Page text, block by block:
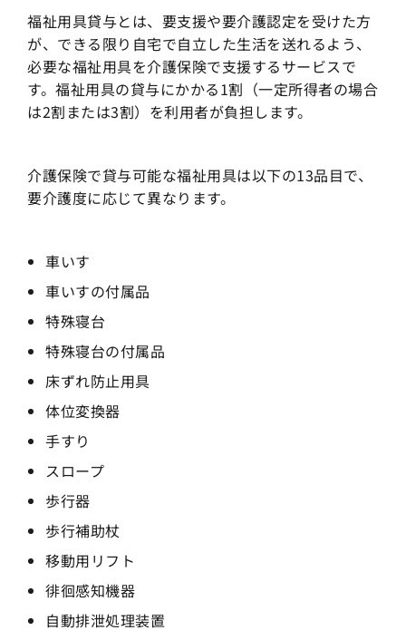
福祉用具貸与とは、要支援や要介護認定を受けた方
が、できる限り自宅で自立した生活を送れるよう、
必要な福祉用具を介護保険で支援するサービスで
す。福祉用具の貸与にかかる1割（一定所得者の場合
は2割または3割）を利用者が負担します。
介護保険で貸与可能な福祉用具は以下の13品目で、
要介護度に応じて異なります。
車いす
車いすの付属品
特殊寝台
特殊寝台の付属品
床ずれ防止用具
体位変換器
手すり
スロープ
歩行器
歩行補助杖
移動用リフト
徘徊感知機器
自動排泄処理装置